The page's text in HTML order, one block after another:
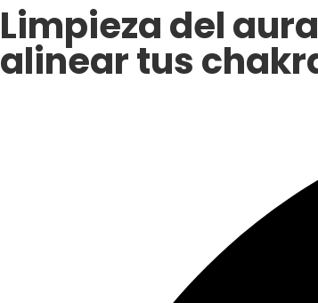
Limpieza del
alinear tus